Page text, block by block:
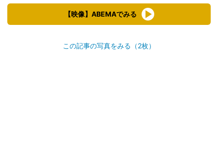
【映像】ABEMAでみる
この記事の写真をみる（2枚）